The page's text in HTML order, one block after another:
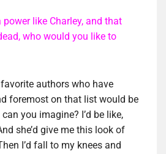
power like Charley, and that
who would you like to
authors who have
foremost on that list would be
you imagine? I’d be like,
she’d give me this look of
I’d fall to my knees and